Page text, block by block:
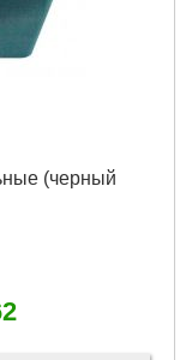
(черный